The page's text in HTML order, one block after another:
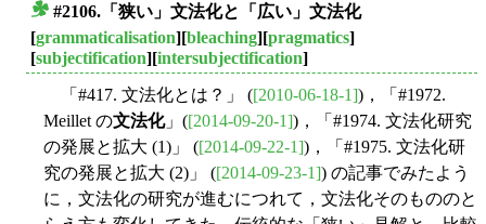
#2106.「狭い」文法化と「広い」文法化
[grammaticalisation][bleaching][pragmatics]
[subjectification][intersubjectification]
「#417. 文法化とは？」 ([2010-06-18-1])，「#1972.
Meillet の文法化」([2014-09-20-1])，「#1974. 文法化研究
の発展と拡大 (1)」 ([2014-09-22-1])，「#1975. 文法化研
究の発展と拡大 (2)」 ([2014-09-23-1]) の記事でみたよう
に，文法化の研究が進むにつれて，文法化そのもののと